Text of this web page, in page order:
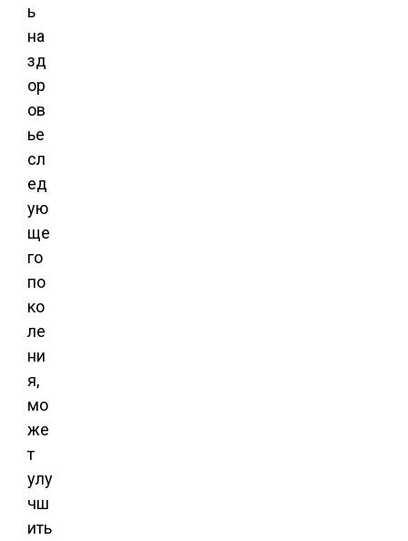
ь
на
зд
ор
ов
ье
сл
ед
ую
ще
го
по
ко
ле
ни
я,
мо
же
т
улу
чш
ить